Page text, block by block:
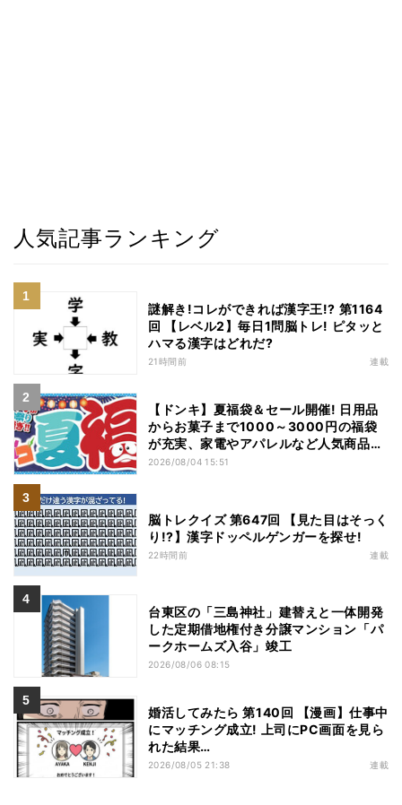
人気記事ランキング
謎解き!コレができれば漢字王!? 第1164
回 【レベル2】毎日1問脳トレ! ピタッと
ハマる漢字はどれだ?
21時間前 連載
【ドンキ】夏福袋＆セール開催! 日用品
からお菓子まで1000～3000円の福袋
が充実、家電やアパレルなど人気商品も
特価
2026/08/04 15:51
脳トレクイズ 第647回 【見た目はそっく
り!?】漢字ドッペルゲンガーを探せ!
22時間前 連載
台東区の「三島神社」建替えと一体開発
した定期借地権付き分譲マンション「パ
ークホームズ入谷」竣工
2026/08/06 08:15
婚活してみたら 第140回 【漫画】仕事中
にマッチング成立! 上司にPC画面を見ら
れた結果…
2026/08/05 21:38 連載